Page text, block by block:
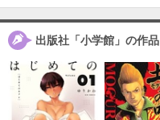
出版社「小学館」の作品